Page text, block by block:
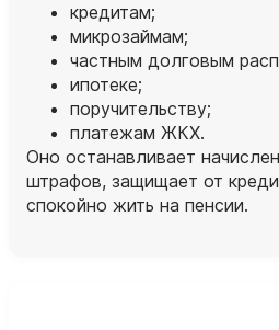
кредитам;
микрозаймам;
частным долговым
ипотеке;
поручительству;
платежам ЖКХ.
Оно останавливает
штрафов, защищает от
спокойно жить на пенсии.